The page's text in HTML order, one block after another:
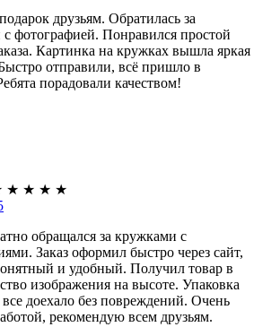
друзьям. Обратилась за
фотографией. Понравился простой
Картинка на кружках вышла яркая
отправили, всё пришло в
порадовали качеством!
★ ★ ★ ★
обращался за кружками с
Заказ оформил быстро через сайт,
и удобный. Получил товар в
изображения на высоте. Упаковка
доехало без повреждений. Очень
рекомендую всем друзьям.